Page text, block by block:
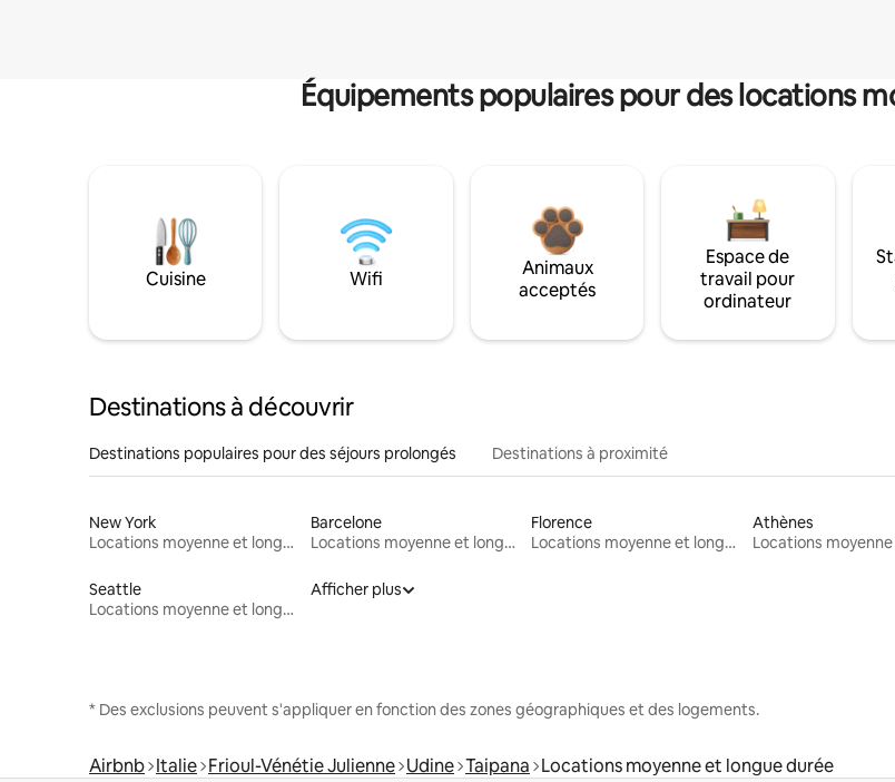
Équipements populaires pour des locations
Cuisine Wifi
Animaux
acceptés
Espace de
travail pour
ordinateur
Destinations à découvrir
Destinations populaires pour des séjours prolongés Destinations à proximité
New York
Locations moyenne et longue durée
Barcelone
Locations moyenne et longue durée
Florence
Locations moyenne et longue durée
Athènes
Seattle
Locations moyenne et longue durée
Afficher plus
* Des exclusions peuvent s'appliquer en fonction des zones géographiques et des logements.
Airbnb Italie Frioul-Vénétie Julienne Udine Taipana Locations moyenne et longue durée